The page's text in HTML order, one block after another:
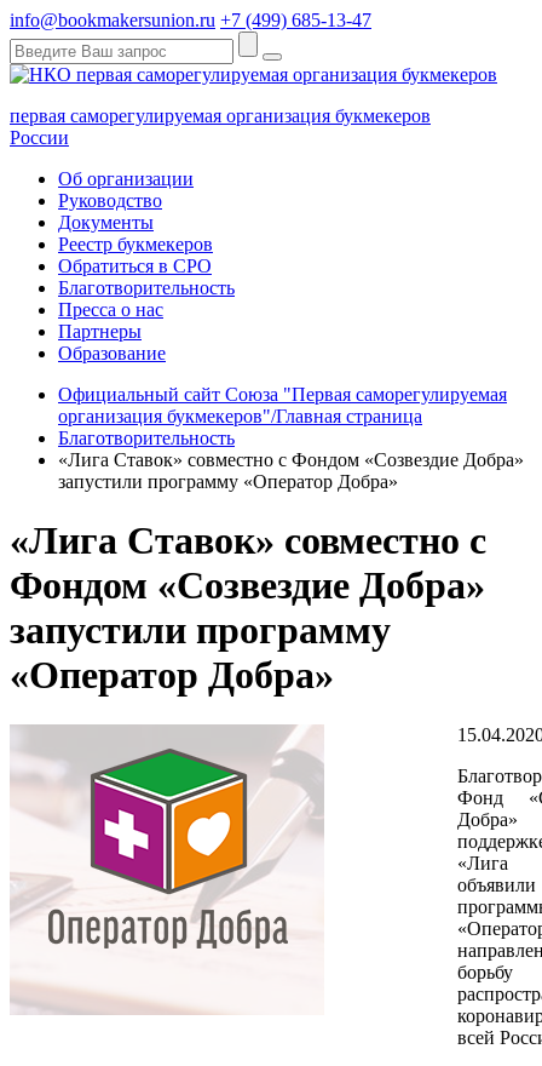
info@bookmakersunion.ru +7 (499) 685-13-47
первая саморегулируемая организация букмекеров
России
Об организации
Руководство
Документы
Реестр букмекеров
Обратиться в СРО
Благотворительность
Пресса о нас
Партнеры
Образование
Официальный сайт Союза "Первая саморегулируемая
организация букмекеров"/Главная страница
Благотворительность
«Лига Ставок» совместно с Фондом «Созвездие Добра»
запустили программу «Оператор Добра»
«Лига Ставок» совместно с
Фондом «Созвездие Добра»
запустили программу
«Оператор Добра»
Фонд
«Лига
объявили
всей